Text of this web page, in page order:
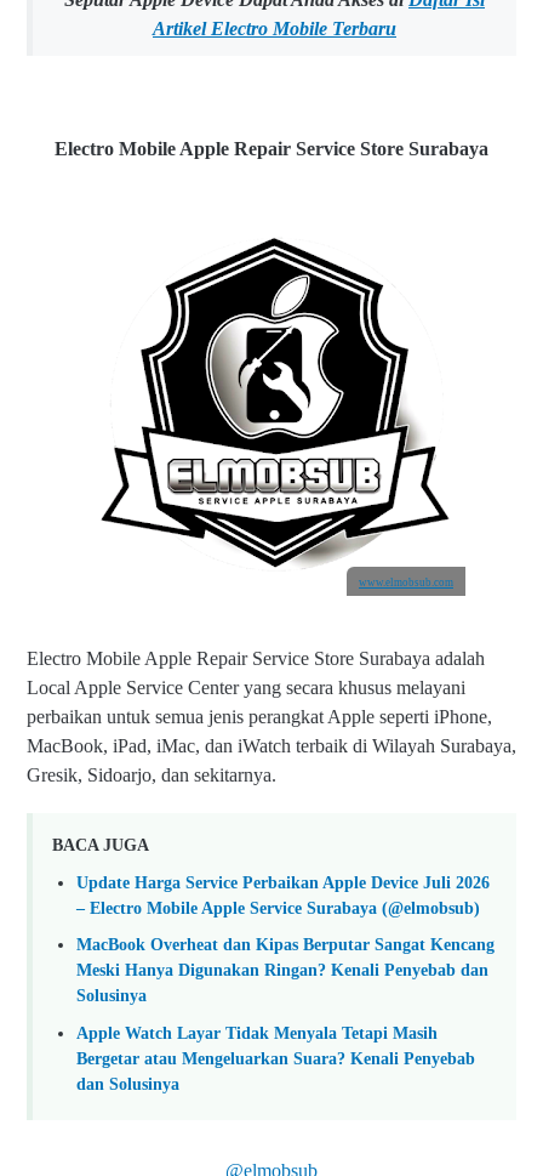
Artikel Electro Mobile Terbaru
Electro Mobile Apple Repair Service Store Surabaya
www.elmobsub.com
Electro Mobile Apple Repair Service Store Surabaya adalah
Local Apple Service Center yang secara khusus melayani
perbaikan untuk semua jenis perangkat Apple seperti iPhone,
MacBook, iPad, iMac, dan iWatch terbaik di Wilayah Surabaya,
Gresik, Sidoarjo, dan sekitarnya.
BACA JUGA
Update Harga Service Perbaikan Apple Device Juli 2026
– Electro Mobile Apple Service Surabaya (@elmobsub)
MacBook Overheat dan Kipas Berputar Sangat Kencang
Meski Hanya Digunakan Ringan? Kenali Penyebab dan
Solusinya
Apple Watch Layar Tidak Menyala Tetapi Masih
Bergetar atau Mengeluarkan Suara? Kenali Penyebab
dan Solusinya
@elmobsub